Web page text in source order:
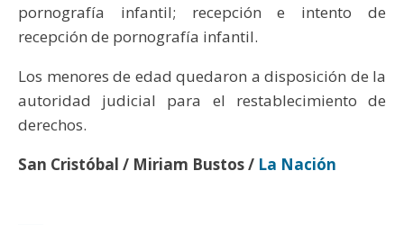
pornografía infantil; recepción e intento de
recepción de pornografía infantil.
Los menores de edad quedaron a disposición de la
autoridad judicial para el restablecimiento de
derechos.
San Cristóbal / Miriam Bustos / La Nación